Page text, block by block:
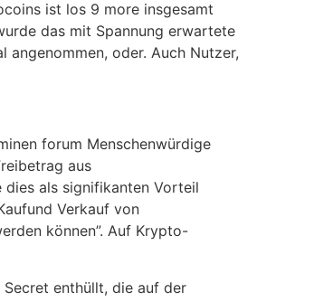
ist los 9 more insgesamt
das mit Spannung erwartete
oder. Auch Nutzer,
forum Menschenwürdige
aus
dies als signifikanten Vorteil
Verkauf von
können”. Auf Krypto-
enthüllt, die auf der